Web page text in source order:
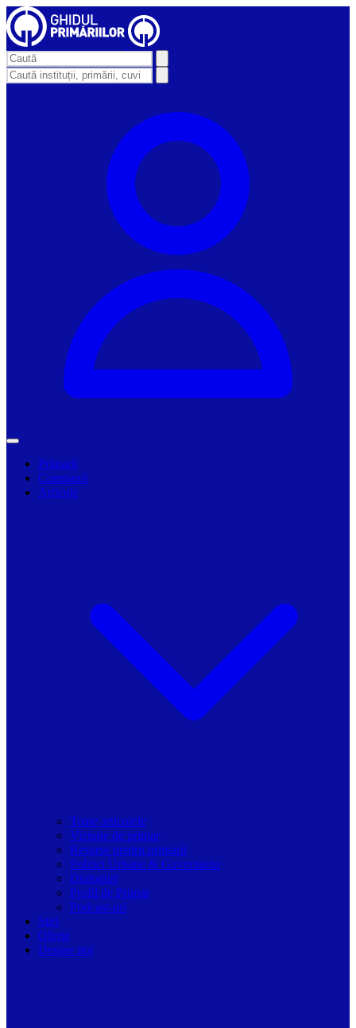
Primarii
Companii
Articole
Toate articolele
Viziune de primar
Resurse pentru primarii
Politici Urbane & Guvernanta
Dialoguri
Profil de Primar
Podcast-uri
Stiri
Oferte
Despre noi